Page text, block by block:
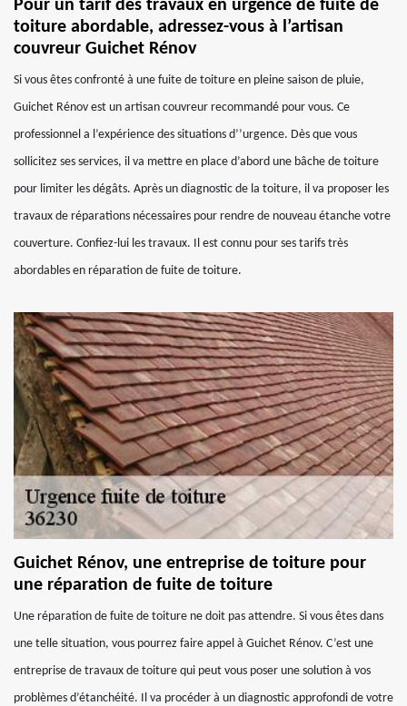
Pour un tarif des travaux en urgence de fuite de
toiture abordable, adressez-vous à l’artisan
couvreur Guichet Rénov
Si vous êtes confronté à une fuite de toiture en pleine saison de pluie,
Guichet Rénov est un artisan couvreur recommandé pour vous. Ce
professionnel a l’expérience des situations d’’urgence. Dès que vous
sollicitez ses services, il va mettre en place d’abord une bâche de toiture
pour limiter les dégâts. Après un diagnostic de la toiture, il va proposer les
travaux de réparations nécessaires pour rendre de nouveau étanche votre
couverture. Confiez-lui les travaux. Il est connu pour ses tarifs très
abordables en réparation de fuite de toiture.
Guichet Rénov, une entreprise de toiture pour
une réparation de fuite de toiture
Une réparation de fuite de toiture ne doit pas attendre. Si vous êtes dans
une telle situation, vous pourrez faire appel à Guichet Rénov. C’est une
entreprise de travaux de toiture qui peut vous poser une solution à vos
problèmes d’étanchéité. Il va procéder à un diagnostic approfondi de votre